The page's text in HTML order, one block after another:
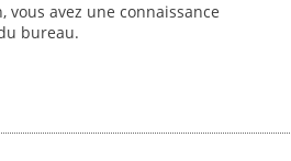
avez une connaissance
bureau.